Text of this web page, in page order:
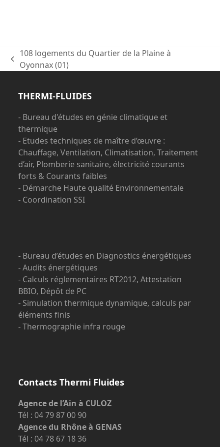
previous
108 logements du Quartier de la Plaine à
Oyonnax (01)
THERMI-FLUIDES
- Bureau d'études en génie climatique et
thermique
- Etudes techniques de maître d’œuvre :
Chauffage, Ventilation, Climatisation, Traitement
d’air, Plomberie sanitaire, électricité courants
forts & Courants faibles
- Démarche Haute qualité Environnementale
- Coordination SSI
- Bureau d’études en Diagnostics énergétiques
- Audits énergétiques
- Calculs réglementaires RT2012, Attestation
BBIO, Dépôt de PC
- Simulation thermique dynamique, calculs par
éléments finis
- Thermographie infra rouge
Contacts Thermi Fluides
Agence de l’Ain à CULOZ
Tél : 04 79 87 00 90
Agence du Rhône à GENAS
Tél : 04 78 67 18 36